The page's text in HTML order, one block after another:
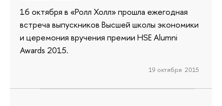
16 октября в «Ролл Холл» прошла ежегодная
встреча выпускников Высшей школы экономики
и церемония вручения премии HSE Alumni
Awards 2015.
19 октября 2015